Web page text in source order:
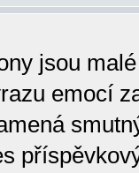
jsou
emocí